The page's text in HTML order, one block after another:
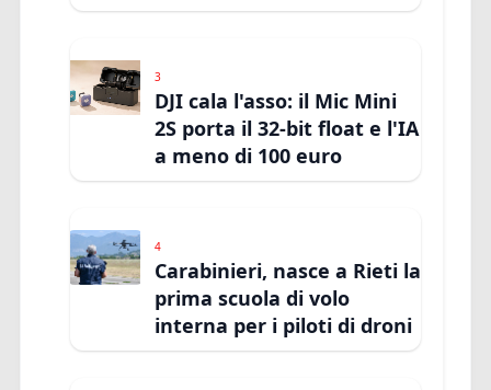
3
DJI cala l'asso: il Mic Mini
2S porta il 32-bit float e l'IA
a meno di 100 euro
4
Carabinieri, nasce a Rieti la
prima scuola di volo
interna per i piloti di droni